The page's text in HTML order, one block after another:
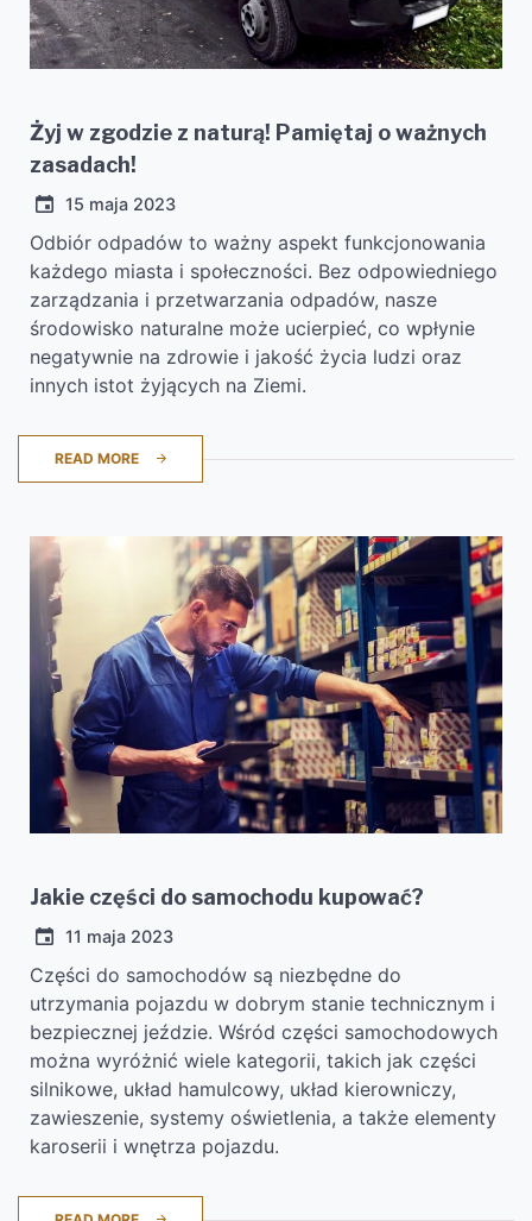
Żyj w zgodzie z naturą! Pamiętaj o ważnych
zasadach!
15 maja 2023
Odbiór odpadów to ważny aspekt funkcjonowania
każdego miasta i społeczności. Bez odpowiedniego
zarządzania i przetwarzania odpadów, nasze
środowisko naturalne może ucierpieć, co wpłynie
negatywnie na zdrowie i jakość życia ludzi oraz
innych istot żyjących na Ziemi.
READ MORE
Jakie części do samochodu kupować?
11 maja 2023
Części do samochodów są niezbędne do
utrzymania pojazdu w dobrym stanie technicznym i
bezpiecznej jeździe. Wśród części samochodowych
można wyróżnić wiele kategorii, takich jak części
silnikowe, układ hamulcowy, układ kierowniczy,
zawieszenie, systemy oświetlenia, a także elementy
karoserii i wnętrza pojazdu.